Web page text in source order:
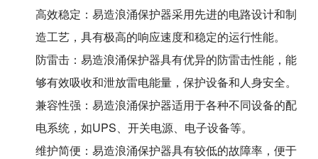
高效稳定：易造浪涌保护器采用先进的电路设计和制
造工艺，具有极高的响应速度和稳定的运行性能。
防雷击：易造浪涌保护器具有优异的防雷击性能，能
够有效吸收和泄放雷电能量，保护设备和人身安全。
兼容性强：易造浪涌保护器适用于各种不同设备的配
电系统，如UPS、开关电源、电子设备等。
维护简便：易造浪涌保护器具有较低的故障率，便于